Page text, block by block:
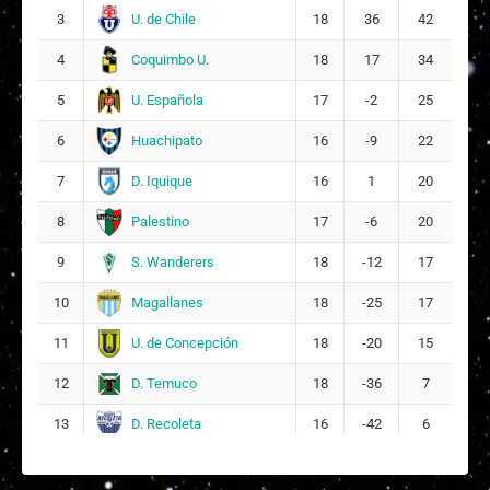
Consuelo Isolina Ruíz Bastidas
Julieta Antonia Melimán Muñoz
27
Sofía Victoria Fuentes Ortíz
Ailén Ivone Martínez
3 U. de Chile 18 36 42
4 Coquimbo U. 18 17 34
5 U. Española 17 -2 25
6 Huachipato 16 -9 22
7 D. Iquique 16 1 20
8 Palestino 17 -6 20
9 S. Wanderers 18 -12 17
10 Magallanes 18 -25 17
11 U. de Concepción 18 -20 15
12 D. Temuco 18 -36 7
13 D. Recoleta 16 -42 6